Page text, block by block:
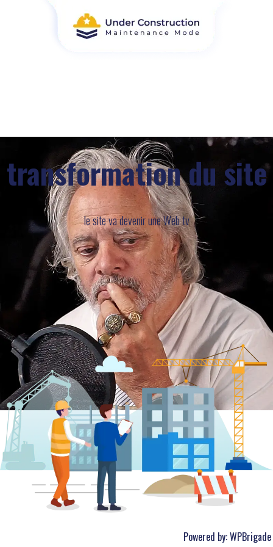
transformation du site
le site va devenir une Web tv
Powered by:WPBrigade